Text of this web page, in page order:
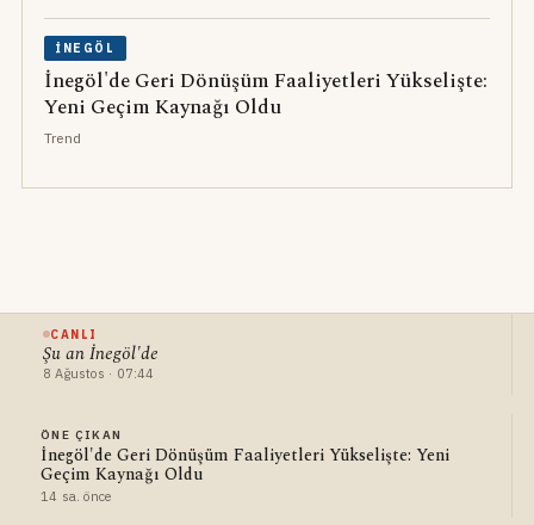
İNEGÖL
İnegöl'de Geri Dönüşüm Faaliyetleri Yükselişte:
Yeni Geçim Kaynağı Oldu
Trend
CANLI
Şu an İnegöl'de
8 Ağustos · 07:44
ÖNE ÇIKAN
İnegöl'de Geri Dönüşüm Faaliyetleri Yükselişte: Yeni
Geçim Kaynağı Oldu
14 sa. önce